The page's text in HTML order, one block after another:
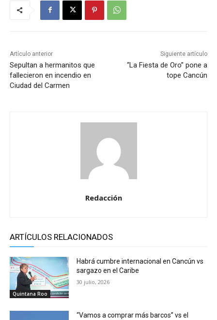
Artículo anterior
Sepultan a hermanitos que
fallecieron en incendio en
Ciudad del Carmen
Siguiente artículo
“La Fiesta de Oro” pone a
tope Cancún
Redacción
ARTÍCULOS RELACIONADOS
Quintana Roo
Habrá cumbre internacional en Cancún vs
sargazo en el Caribe
30 julio, 2026
“Vamos a comprar más barcos” vs el